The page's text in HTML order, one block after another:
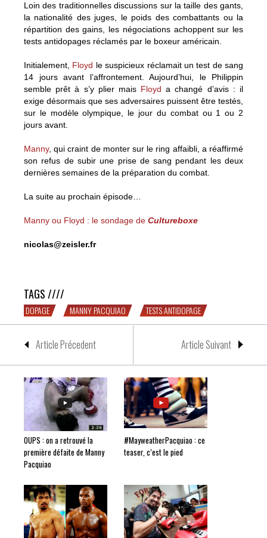
Loin des traditionnelles discussions sur la taille des gants,
la nationalité des juges, le poids des combattants ou la
répartition des gains, les négociations achoppent sur les
tests antidopages réclamés par le boxeur américain.
Initialement, Floyd le suspicieux réclamait un test de sang
14 jours avant l’affrontement. Aujourd’hui, le Philippin
semble prêt à s’y plier mais Floyd a changé d’avis : il
exige désormais que ses adversaires puissent être testés,
sur le modèle olympique, le jour du combat ou 1 ou 2
jours avant.
Manny, qui craint de monter sur le ring affaibli, a réaffirmé
son refus de subir une prise de sang pendant les deux
dernières semaines de la préparation du combat.
La suite au prochain épisode…
Manny ou Floyd : le sondage de Cultureboxe
nicolas@zeisler.fr
TAGS ////
DOPAGE MANNY PACQUIAO TESTS ANTIDOPAGE
Article Précedent Article Suivant
OUPS : on a retrouvé la
première défaite de Manny
Pacquiao
#MayweatherPacquiao : ce
teaser, c’est le pied